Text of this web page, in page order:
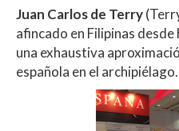
Juan Carlos de Terry
afincado en Filipinas
una exhaustiva
española en el archipiélago.